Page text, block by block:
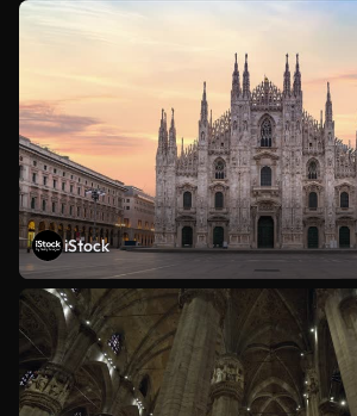
iStock